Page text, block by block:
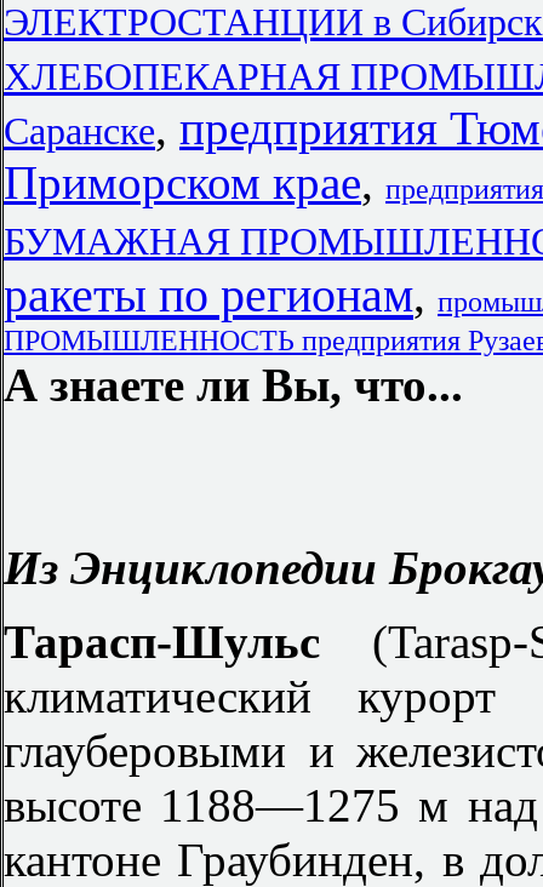
ЭЛЕКТРОСТАНЦИИ в
ХЛЕБОПЕКАРНАЯ
Саранске, предприятия
Приморском крае,
БУМАЖНАЯ
ракеты по регионам,
ПРОМЫШЛЕННОСТЬ предприятия
А знаете ли Вы, что...
Из Энциклопедии
Тарасп-Шульс
климатический
глауберовыми и
высоте 1188—1275 м
кантоне Граубинден, в